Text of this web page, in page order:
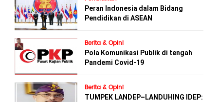
Peran Indonesia dalam Bidang
Pendidikan di ASEAN
Berita & Opini
Pola Komunikasi Publik di tengah
Pandemi Covid-19
Berita & Opini
TUMPEK LANDEP–LANDUHING IDEP: